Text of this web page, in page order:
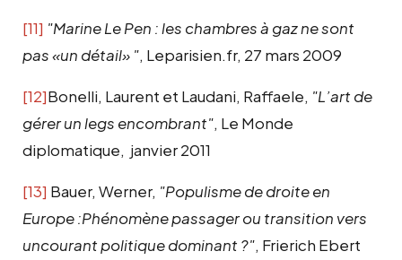
[11] "Marine Le Pen : les chambres à gaz ne sont
pas «un détail» ", Leparisien.fr, 27 mars 2009
[12]Bonelli, Laurent et Laudani, Raffaele, "L’art de
gérer un legs encombrant", Le Monde
diplomatique, janvier 2011
[13] Bauer, Werner, "Populisme de droite en
Europe :Phénomène passager ou transition vers
uncourant politique dominant ?", Frierich Ebert